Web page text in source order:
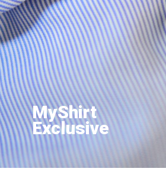
MyShirt
Exclusive